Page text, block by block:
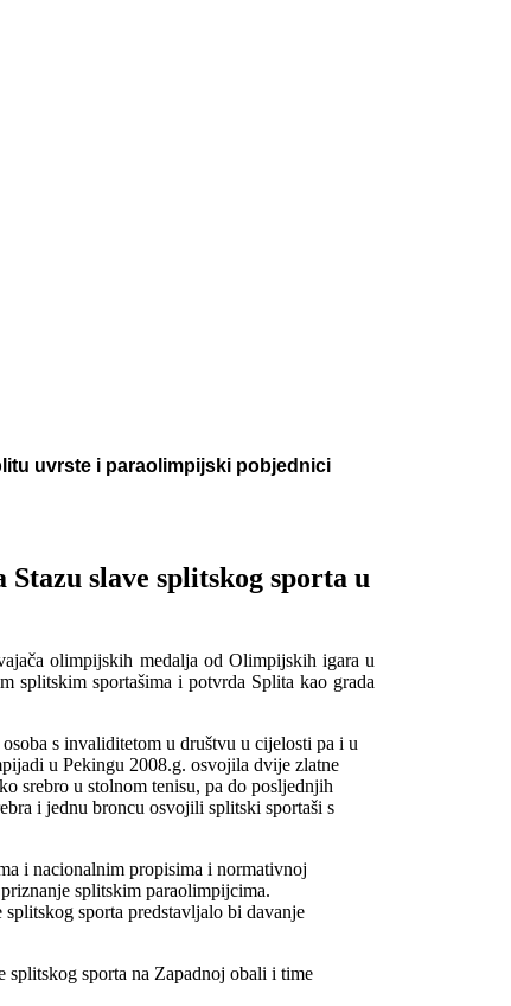
uvrste i paraolimpijski pobjednici
slave splitskog sporta u
olimpijskih medalja od Olimpijskih igara u
splitskim sportašima i potvrda Splita kao grada
s invaliditetom u društvu u cijelosti pa i u
u Pekingu 2008.g. osvojila dvije zlatne
srebro u stolnom tenisu, pa do posljednjih
i jednu broncu osvojili splitski sportaši s
i nacionalnim propisima i normativnoj
splitskim paraolimpijcima.
sporta predstavljalo bi davanje
splitskog sporta na Zapadnoj obali i time